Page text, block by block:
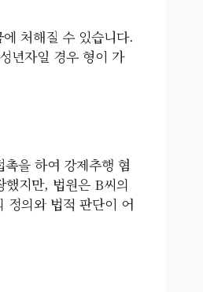
처해질 수 있습니다.
년자일 경우 형이 가
을 하여 강제추행 혐
지만, 법원은 B씨의
정의와 법적 판단이 어